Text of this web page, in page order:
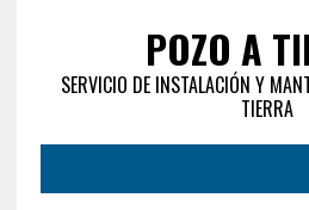
POZO A
SERVICIO DE INSTALACIÓN Y
TIERRA